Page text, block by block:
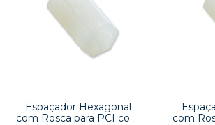
Espaçador Hexagonal
com Rosca para PCI com
com